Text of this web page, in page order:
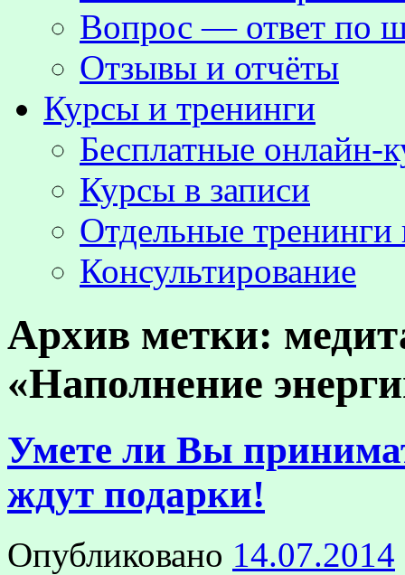
Вопрос — ответ по
Отзывы и отчёты
Курсы и тренинги
Бесплатные онлайн-
Курсы в записи
Отдельные тренинги
Консультирование
Архив метки:
«Наполнение
Умете ли Вы
ждут подарки!
Опубликовано 14.07.2014